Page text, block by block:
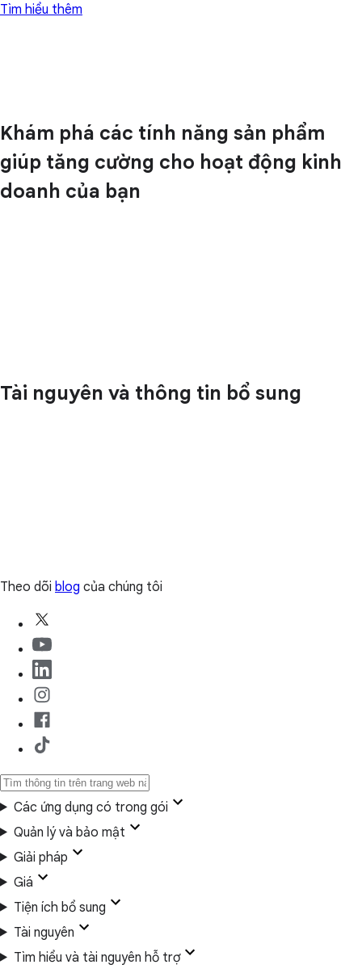
Tìm hiểu thêm
Khám phá các tính năng sản phẩm
giúp tăng cường cho hoạt động kinh
doanh của bạn
Tài nguyên và thông tin bổ sung
Theo dõi blog của chúng tôi
Các ứng dụng có trong gói
Quản lý và bảo mật
Giải pháp
Giá
Tiện ích bổ sung
Tài nguyên
Tìm hiểu và tài nguyên hỗ trợ